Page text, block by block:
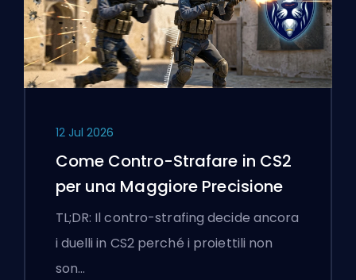
12 Jul 2026
Come Contro-Strafare in CS2
per una Maggiore Precisione
TL;DR: Il contro-strafing decide ancora
i duelli in CS2 perché i proiettili non
son…